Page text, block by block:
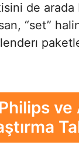
de arada
“set”
ve